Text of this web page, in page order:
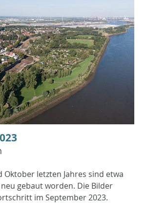
Oktober letzten Jahres sind etwa
gebaut worden. Die Bilder
im September 2023.